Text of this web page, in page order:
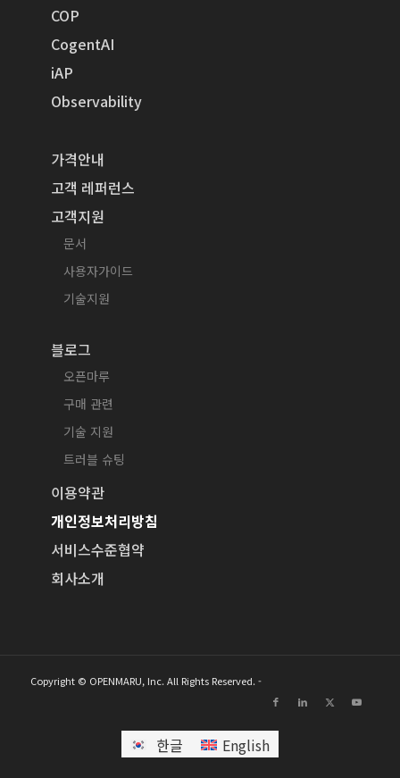
COP
CogentAI
iAP
Observability
가격안내
고객 레퍼런스
고객지원
문서
사용자가이드
기술지원
블로그
오픈마루
구매 관련
기술 지원
트러블 슈팅
이용약관
개인정보처리방침
서비스수준협약
회사소개
Copyright © OPENMARU, Inc. All Rights Reserved. -
한글 English